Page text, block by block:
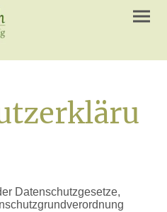
Datenschutzgesetze,